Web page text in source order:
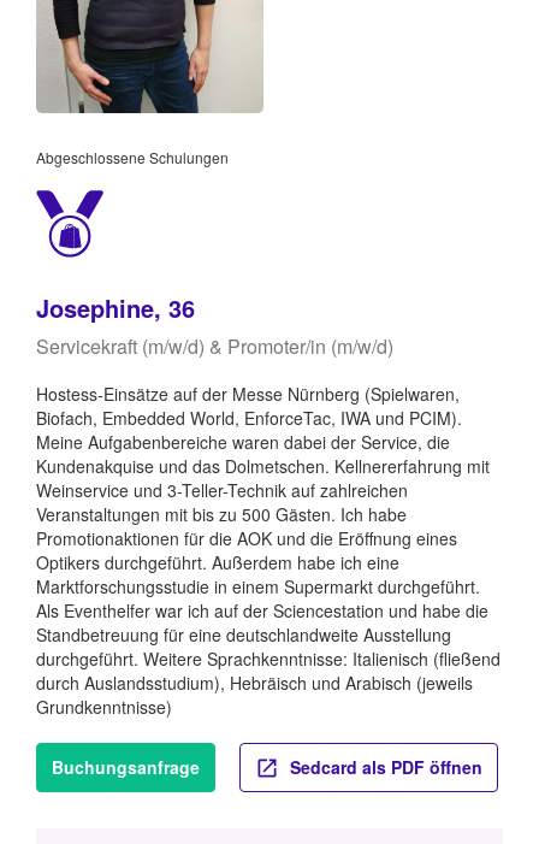
Abgeschlossene Schulungen
Josephine, 36
Servicekraft (m/w/d) & Promoter/in (m/w/d)
Hostess-Einsätze auf der Messe Nürnberg (Spielwaren,
Biofach, Embedded World, EnforceTac, IWA und PCIM).
Meine Aufgabenbereiche waren dabei der Service, die
Kundenakquise und das Dolmetschen. Kellnererfahrung mit
Weinservice und 3-Teller-Technik auf zahlreichen
Veranstaltungen mit bis zu 500 Gästen. Ich habe
Promotionaktionen für die AOK und die Eröffnung eines
Optikers durchgeführt. Außerdem habe ich eine
Marktforschungsstudie in einem Supermarkt durchgeführt.
Als Eventhelfer war ich auf der Sciencestation und habe die
Standbetreuung für eine deutschlandweite Ausstellung
durchgeführt. Weitere Sprachkenntnisse: Italienisch (fließend
durch Auslandsstudium), Hebräisch und Arabisch (jeweils
Grundkenntnisse)
Buchungsanfrage Sedcard als PDF öffnen